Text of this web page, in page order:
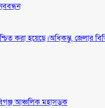
করা হয়েছে।অধিকন্তু, জেলার
আঞ্চলিক মহাসড়ক